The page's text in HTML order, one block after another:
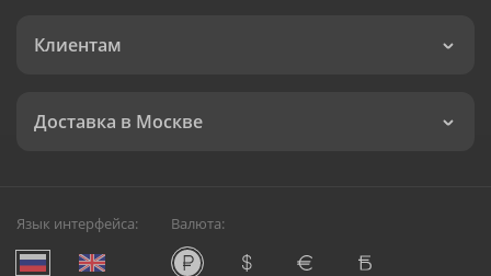
Клиентам
Доставка в Москве
Язык интерфейса: Валюта: